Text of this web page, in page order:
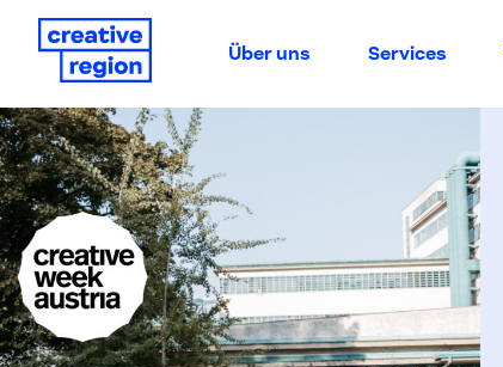
Über uns Services